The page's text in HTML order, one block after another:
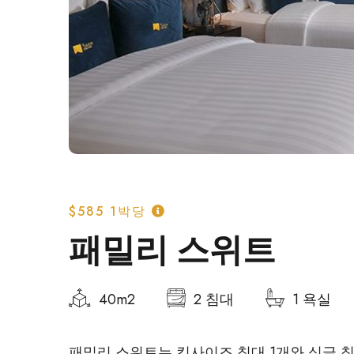
$585 1박당
패밀리 스위트
40m2 2 침대 1 욕실